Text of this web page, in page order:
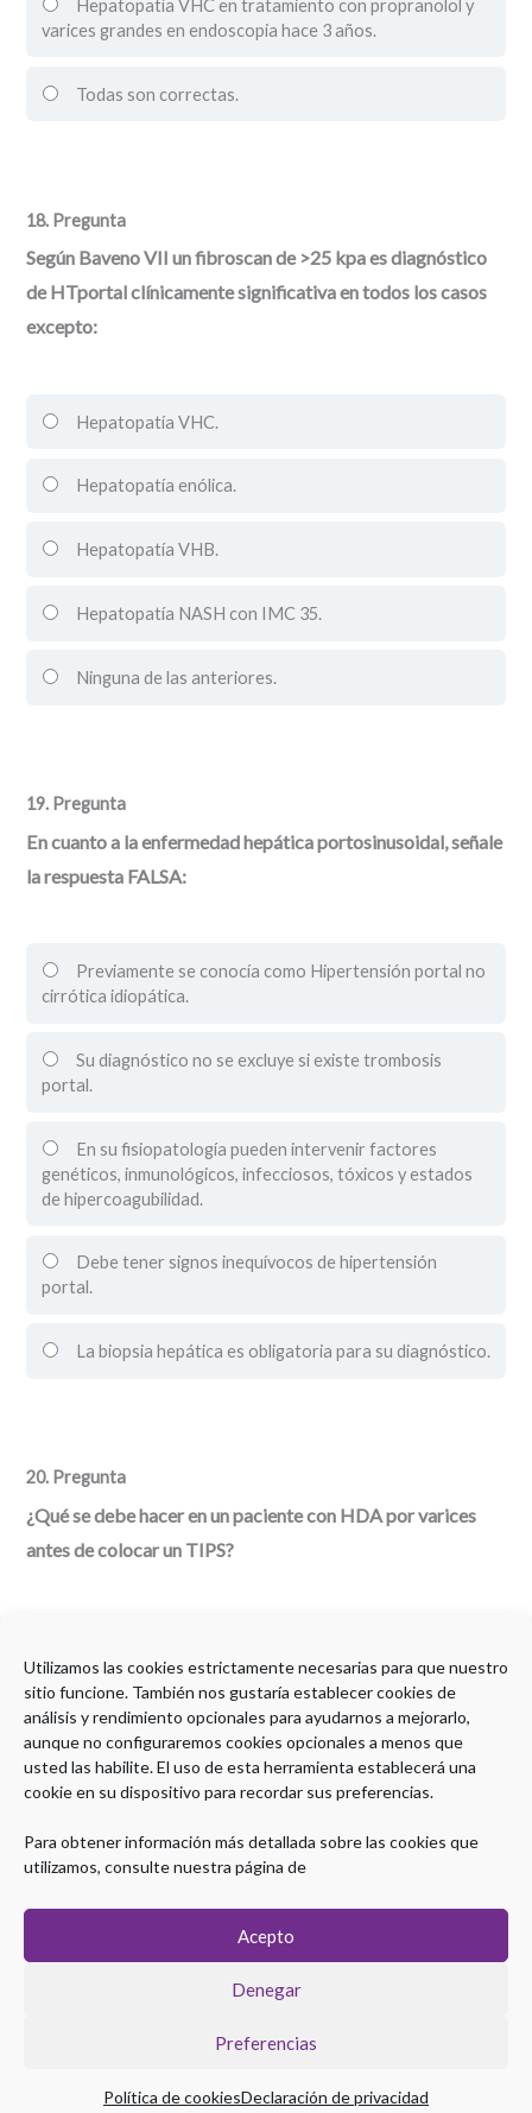
Utilizamos las cookies estrictamente necesarias para que nuestro
sitio funcione. También nos gustaría establecer cookies de
análisis y rendimiento opcionales para ayudarnos a mejorarlo,
aunque no configuraremos cookies opcionales a menos que
usted las habilite. El uso de esta herramienta establecerá una
cookie en su dispositivo para recordar sus preferencias.
Para obtener información más detallada sobre las cookies que
utilizamos, consulte nuestra página de
Acepto
Denegar
Preferencias
Política de cookiesDeclaración de privacidad
Hepatopatía VHC en tratamiento con propranolol y
varices grandes en endoscopia hace 3 años.
Todas son correctas.
18. Pregunta
Según Baveno VII un fibroscan de >25 kpa es diagnóstico
de HTportal clínicamente significativa en todos los casos
excepto:
Hepatopatía VHC.
Hepatopatía enólica.
Hepatopatía VHB.
Hepatopatía NASH con IMC 35.
Ninguna de las anteriores.
19. Pregunta
En cuanto a la enfermedad hepática portosinusoidal, señale
la respuesta FALSA:
Previamente se conocía como Hipertensión portal no
cirrótica idiopática.
Su diagnóstico no se excluye si existe trombosis
portal.
En su fisiopatología pueden intervenir factores
genéticos, inmunológicos, infecciosos, tóxicos y estados
de hipercoagubilidad.
Debe tener signos inequívocos de hipertensión
portal.
La biopsia hepática es obligatoria para su diagnóstico.
20. Pregunta
¿Qué se debe hacer en un paciente con HDA por varices
antes de colocar un TIPS?
Ecografía abdominal.
TC o RMN.
A y B son correctas.